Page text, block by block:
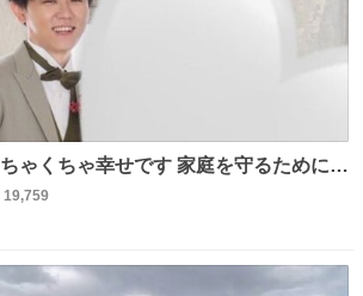
ゃくちゃ幸せです 家庭を守るためにも
19,759